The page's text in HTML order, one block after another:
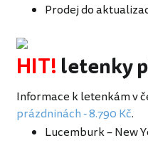
Prodej do
HIT! letenky
Informace k letenkám v
prázdninách - 8.790 Kč.
Lucemburk – New